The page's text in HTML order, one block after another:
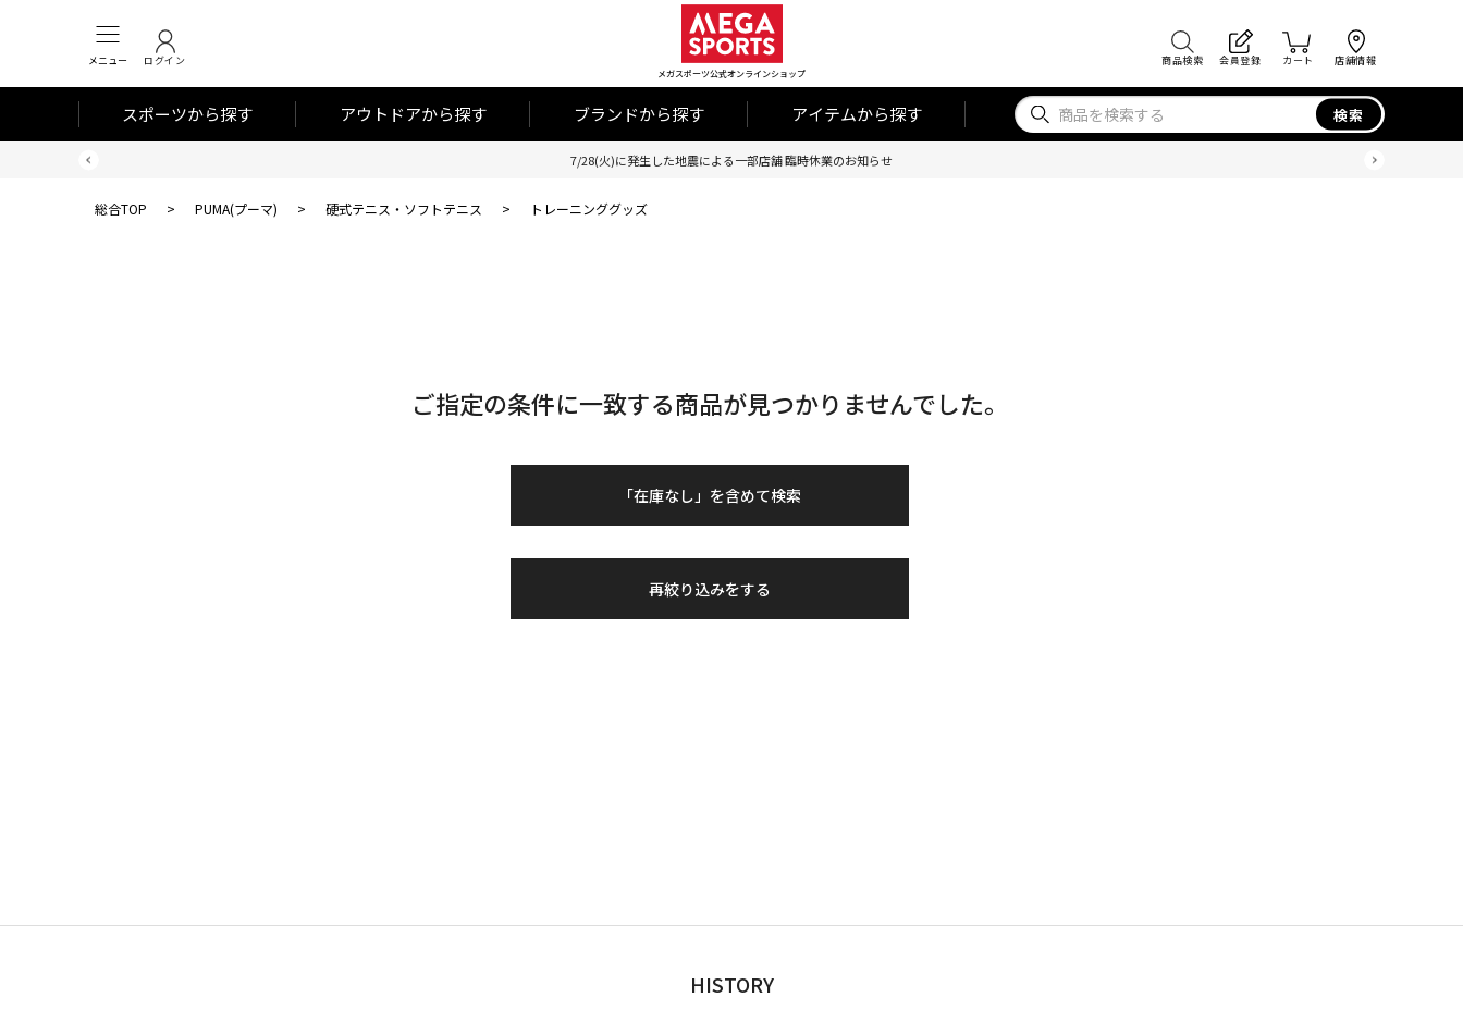
メニュー ログイン
メガスポーツ公式オンラインショップ
商品検索 会員登録 カート 店舗情報
スポーツから探す アウトドアから探す ブランドから探す アイテムから探す 検索
7/28(火)に発生した地震による一部店舗 臨時休業のお知らせ
総合TOP > PUMA(プーマ) > 硬式テニス・ソフトテニス > トレーニンググッズ
ご指定の条件に一致する商品が見つかりませんでした。
「在庫なし」を含めて検索
再絞り込みをする
HISTORY